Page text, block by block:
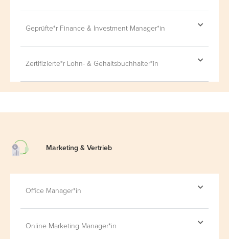
Geprüfte*r Finance & Investment Manager*in
Zertifizierte*r Lohn- & Gehaltsbuchhalter*in
Marketing & Vertrieb
Office Manager*in
Online Marketing Manager*in